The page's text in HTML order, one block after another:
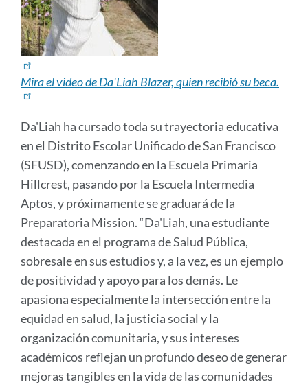
Mira el video de Da'Liah Blazer, quien recibió su beca.
Da'Liah ha cursado toda su trayectoria educativa
en el Distrito Escolar Unificado de San Francisco
(SFUSD), comenzando en la Escuela Primaria
Hillcrest, pasando por la Escuela Intermedia
Aptos, y próximamente se graduará de la
Preparatoria Mission. “Da'Liah, una estudiante
destacada en el programa de Salud Pública,
sobresale en sus estudios y, a la vez, es un ejemplo
de positividad y apoyo para los demás. Le
apasiona especialmente la intersección entre la
equidad en salud, la justicia social y la
organización comunitaria, y sus intereses
académicos reflejan un profundo deseo de generar
mejoras tangibles en la vida de las comunidades